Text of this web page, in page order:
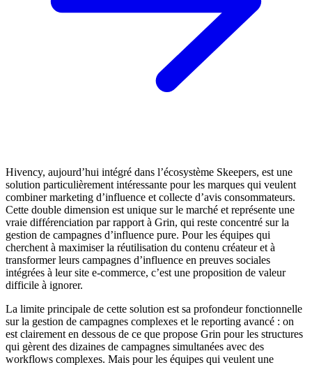
Hivency, aujourd’hui intégré dans l’écosystème Skeepers, est une
solution particulièrement intéressante pour les marques qui veulent
combiner marketing d’influence et collecte d’avis consommateurs.
Cette double dimension est unique sur le marché et représente une
vraie différenciation par rapport à Grin, qui reste concentré sur la
gestion de campagnes d’influence pure. Pour les équipes qui
cherchent à maximiser la réutilisation du contenu créateur et à
transformer leurs campagnes d’influence en preuves sociales
intégrées à leur site e-commerce, c’est une proposition de valeur
difficile à ignorer.
La limite principale de cette solution est sa profondeur fonctionnelle
sur la gestion de campagnes complexes et le reporting avancé : on
est clairement en dessous de ce que propose Grin pour les structures
qui gèrent des dizaines de campagnes simultanées avec des
workflows complexes. Mais pour les équipes qui veulent une